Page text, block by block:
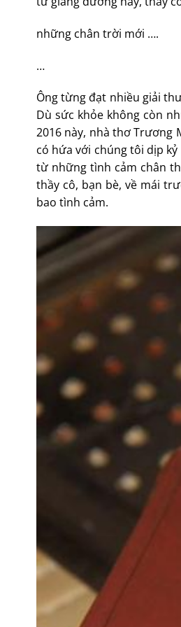
những chân trời mới ….
…
Ông từng đạt nhiều giải
Dù sức khỏe không còn
2016 này, nhà thơ Trương
có hứa với chúng tôi dịp
từ những tình cảm chân
thầy cô, bạn bè, về mái
bao tình cảm.